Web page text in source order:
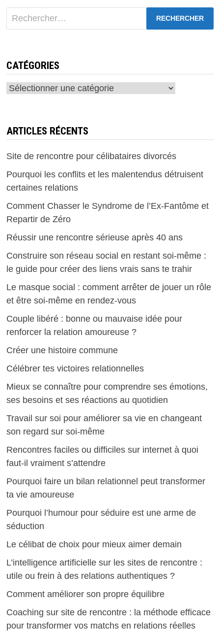
Rechercher :
CATÉGORIES
Catégories
ARTICLES RÉCENTS
Site de rencontre pour célibataires divorcés
Pourquoi les conflits et les malentendus détruisent
certaines relations
Comment Chasser le Syndrome de l’Ex-Fantôme et
Repartir de Zéro
Réussir une rencontre sérieuse après 40 ans
Construire son réseau social en restant soi-même :
le guide pour créer des liens vrais sans te trahir
Le masque social : comment arrêter de jouer un rôle
et être soi-même en rendez-vous
Couple libéré : bonne ou mauvaise idée pour
renforcer la relation amoureuse ?
Créer une histoire commune
Célébrer tes victoires relationnelles
Mieux se connaître pour comprendre ses émotions,
ses besoins et ses réactions au quotidien
Travail sur soi pour améliorer sa vie en changeant
son regard sur soi-même
Rencontres faciles ou difficiles sur internet à quoi
faut-il vraiment s’attendre
Pourquoi faire un bilan relationnel peut transformer
ta vie amoureuse
Pourquoi l’humour pour séduire est une arme de
séduction
Le célibat de choix pour mieux aimer demain
L’intelligence artificielle sur les sites de rencontre :
utile ou frein à des relations authentiques ?
Comment améliorer son propre équilibre
Coaching sur site de rencontre : la méthode efficace
pour transformer vos matchs en relations réelles